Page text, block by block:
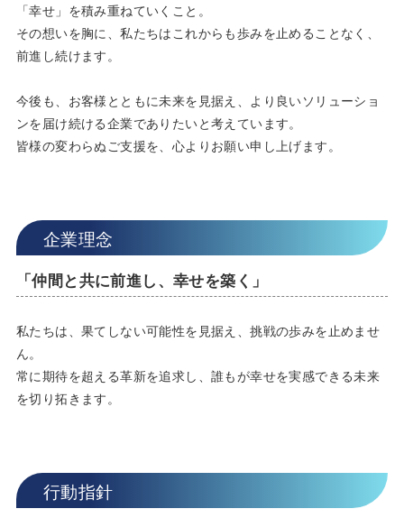
「幸せ」を積み重ねていくこと。
その想いを胸に、私たちはこれからも歩みを止めることなく、
前進し続けます。
今後も、お客様とともに未来を見据え、より良いソリューショ
ンを届け続ける企業でありたいと考えています。
皆様の変わらぬご支援を、心よりお願い申し上げます。
企業理念
「仲間と共に前進し、幸せを築く 」
私たちは、果てしない可能性を見据え、挑戦の歩みを止めませ
ん。
常に期待を超える革新を追求し、誰もが幸せを実感できる未来
を切り拓きます。
行動指針